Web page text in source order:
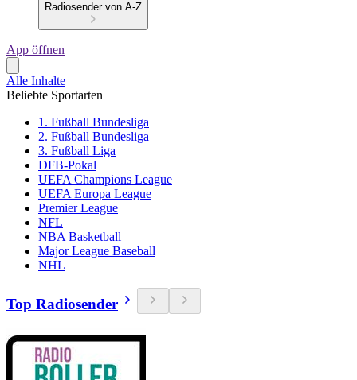
Radiosender von A-Z
App öffnen
Alle Inhalte
Beliebte Sportarten
1. Fußball Bundesliga
2. Fußball Bundesliga
3. Fußball Liga
DFB-Pokal
UEFA Champions League
UEFA Europa League
Premier League
NFL
NBA Basketball
Major League Baseball
NHL
Top Radiosender